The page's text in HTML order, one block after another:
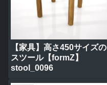
【家具】高さ450サイズの
スツール【formZ】
stool_0096